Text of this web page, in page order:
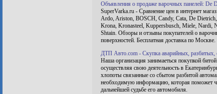
Объявления о продаже варочных панелей: De
SuperVarka.ru - Сравнение цен в интернет
Ardo, Ariston, BOSCH, Candy, Cata, De
Krona, Kronasteel, Kuppersbusch, Miele,
Shtain. Обзоры и отзывы покупателей о
поверхностей. Бесплатная доставка по Москве.
ДТП Авто.com - Скупка аварийных, разбитых,
Наша организация занимаеться покупкой
осуществляя свою деятельность в
хлопоты связанные со сбытом разбитой
необходимую информацию, которая поможет
дальнейшей судьбе его автомобиля.